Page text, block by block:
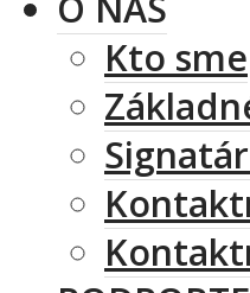
Kto sme